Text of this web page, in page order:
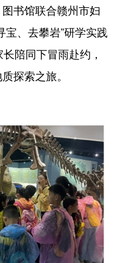
亚太网 上市公司
上海 江苏
福建 江西
湖北 湖南
海南 重庆
云南 西藏
书馆联合赣州市妇
宝、去攀岩”研学实践
陪同下冒雨赴约，
探索之旅。